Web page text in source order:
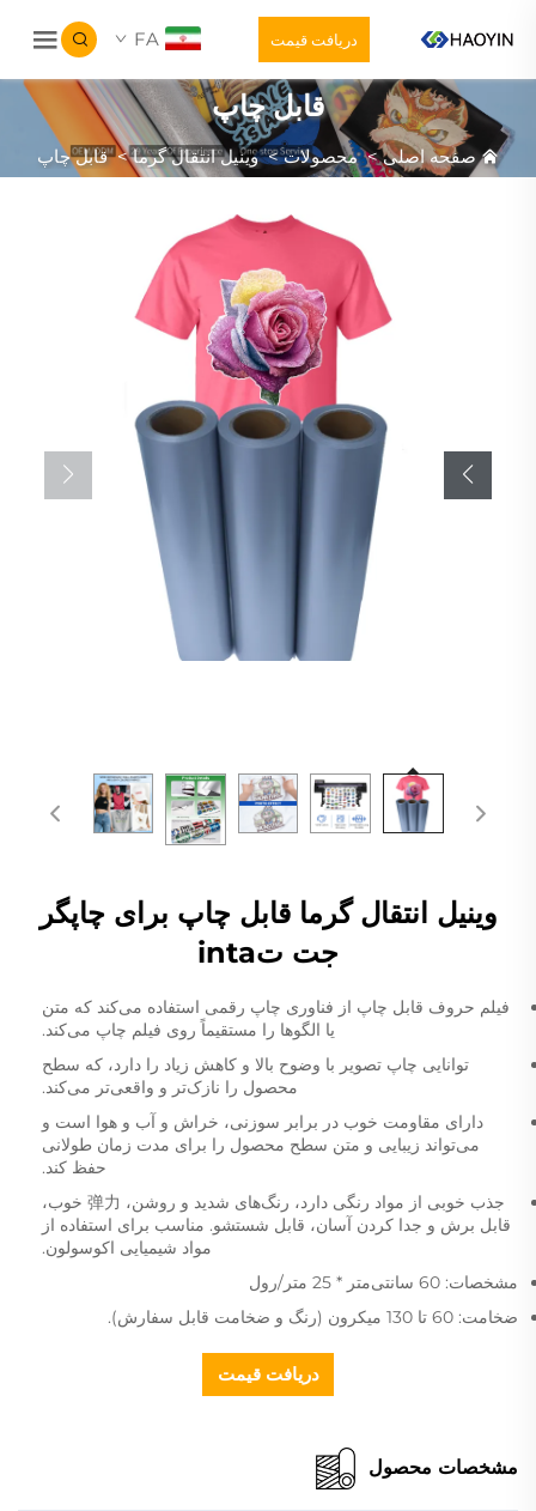
دریافت قیمت FA
قابل چاپ
صفحه اصلی>محصولات>وینیل انتقال گرما>قابل چاپ
وینیل انتقال گرما قابل چاپ برای چاپگر
جت تinta
فیلم حروف قابل چاپ از فناوری چاپ رقمی استفاده می‌کند که متن
یا الگوها را مستقیماً روی فیلم چاپ می‌کند.
توانایی چاپ تصویر با وضوح بالا و کاهش زیاد را دارد، که سطح
محصول را نازک‌تر و واقعی‌تر می‌کند.
دارای مقاومت خوب در برابر سوزنی، خراش و آب و هوا است و
می‌تواند زیبایی و متن سطح محصول را برای مدت زمان طولانی
حفظ کند.
جذب خوبی از مواد رنگی دارد، رنگ‌های شدید و روشن، 弹力 خوب،
قابل برش و جدا کردن آسان، قابل شستشو. مناسب برای استفاده از
مواد شیمیایی اکوسولون.
مشخصات: 60 سانتی‌متر * 25 متر/رول
ضخامت: 60 تا 130 میکرون (رنگ و ضخامت قابل سفارش).
دریافت قیمت
مشخصات محصول